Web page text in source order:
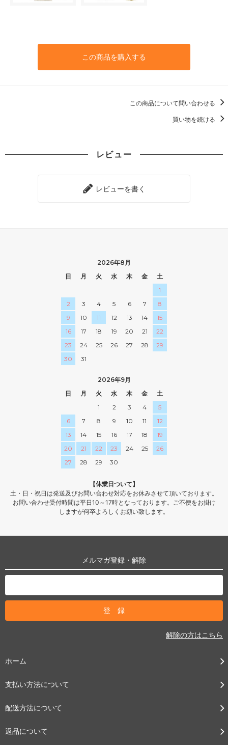
この商品を購入する
この商品について問い合わせる
買い物を続ける
レビュー
レビューを書く
2026年8月
日
月 火 水 木 金
土
1
2
3 4 5 6 7
8
9
10 11 12 13 14
15
16
17 18 19 20 21
22
23
24 25 26 27 28
29
30
31
2026年9月
日
月 火 水 木 金
土
1
2 3 4
5
6
7 8 9 10 11
12
13
14 15 16 17 18
19
20
21 22 23 24 25
26
27
28 29 30
【休業日ついて】
土・日・祝日は発送及びお問い合わせ対応をお休みさせて頂いております。
お問い合わせ受付時間は平日10～17時となっております。ご不便をお掛け
しますが何卒よろしくお願い致します。
メルマガ登録・解除
解除の方はこちら
ホーム
支払い方法について
配送方法について
返品について